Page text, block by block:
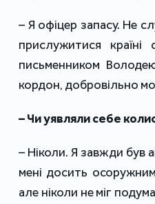
– Я офіцер запасу. Не
прислужитися
письменником
кордон, добровільно
– Чи уявляли себе
– Ніколи. Я завжди був
мені досить
але ніколи не міг